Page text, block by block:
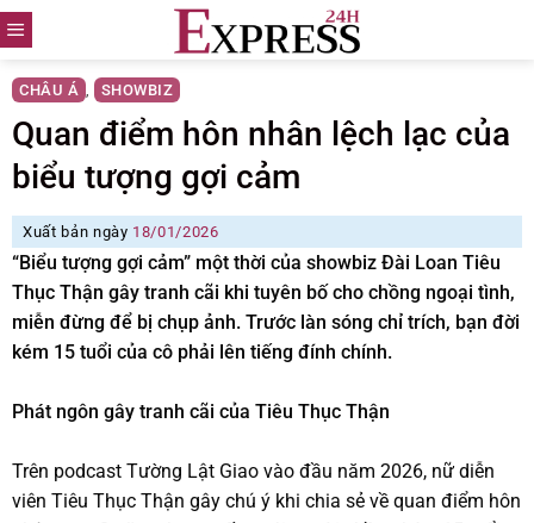
Skip
to
content
CHÂU Á , SHOWBIZ
Quan điểm hôn nhân lệch lạc của
biểu tượng gợi cảm
Xuất bản ngày 18/01/2026
“Biểu tượng gợi cảm” một thời của showbiz Đài Loan Tiêu
Thục Thận gây tranh cãi khi tuyên bố cho chồng ngoại tình,
miễn đừng để bị chụp ảnh. Trước làn sóng chỉ trích, bạn đời
kém 15 tuổi của cô phải lên tiếng đính chính.
Phát ngôn gây tranh cãi của Tiêu Thục Thận
Trên podcast Tường Lật Giao vào đầu năm 2026, nữ diễn
viên Tiêu Thục Thận gây chú ý khi chia sẻ về quan điểm hôn